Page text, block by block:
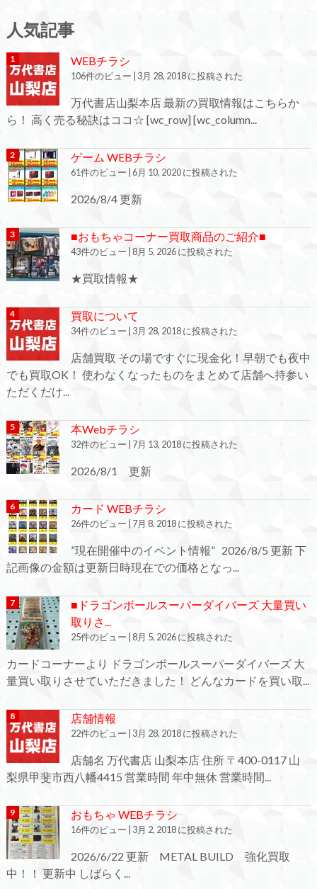
人気記事
WEBチラシ
106件のビュー 3月 28, 2018 に投稿された
万代書店山梨本店 最新の買取情報はこちらか
ら！ 高く売る秘訣はココ☆ [wc_row] [wc_column...
ゲーム WEBチラシ
61件のビュー 6月 10, 2020 に投稿された
2026/8/4 更新
■おもちゃコーナー買取商品のご紹介■
43件のビュー 8月 5, 2026 に投稿された
★買取情報★
買取について
34件のビュー 3月 28, 2018 に投稿された
店舗買取 その場ですぐに現金化！早朝でも夜中
でも買取OK！ 使わなくなったものをまとめて店舗へ持参い
ただくだけ...
本Webチラシ
32件のビュー 7月 13, 2018 に投稿された
2026/8/1 更新
カード WEBチラシ
26件のビュー 7月 8, 2018 に投稿された
”現在開催中のイベント情報” 2026/8/5 更新 下
記画像の金額は更新日時現在での価格となっ...
■ドラゴンボールスーパーダイバーズ 大量買い
取りさ...
25件のビュー 8月 5, 2026 に投稿された
カードコーナーより ドラゴンボールスーパーダイバーズ 大
量買い取りさせていただきました！ どんなカードを買い取...
店舗情報
22件のビュー 3月 28, 2018 に投稿された
店舗名 万代書店 山梨本店 住所 〒400-0117 山
梨県甲斐市西八幡4415 営業時間 年中無休 営業時間...
おもちゃ WEBチラシ
16件のビュー 3月 2, 2018 に投稿された
2026/6/22 更新 METAL BUILD 強化買取
中！！ 更新中 しばらく...